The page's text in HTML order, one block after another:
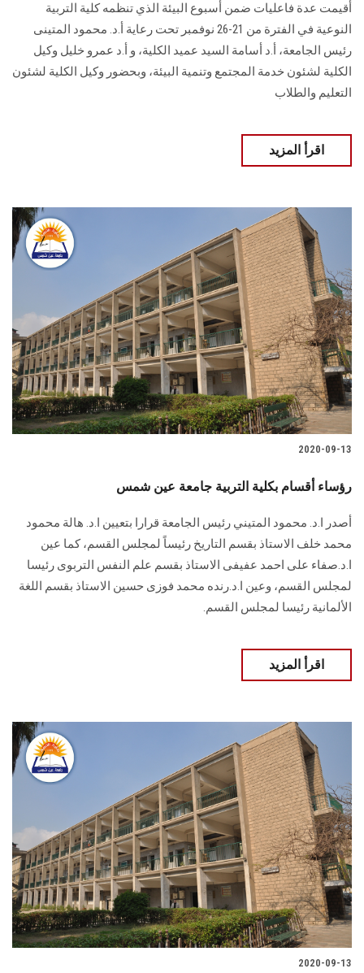
أقيمت عدة فاعليات ضمن أسبوع البيئة الذي تنظمه كلية التربية
النوعية في الفترة من 21-26 نوفمبر تحت رعاية أ.د. محمود المتينى
رئيس الجامعة، أ.د أسامة السيد عميد الكلية، و أ.د عمرو خليل وكيل
الكلية لشئون خدمة المجتمع وتنمية البيئة، وبحضور وكيل الكلية لشئون
التعليم والطلاب
اقرأ المزيد
2020-09-13
رؤساء أقسام بكلية التربية جامعة عين شمس
أصدر ا.د. محمود المتيني رئيس الجامعة قرارا بتعيين ا.د. هالة محمود
محمد خلف الاستاذ بقسم التاريخ رئيساً لمجلس القسم، كما عين
ا.د.صفاء على احمد عفيفى الاستاذ بقسم علم النفس التربوى رئيسا
لمجلس القسم، وعين ا.د.رنده محمد فوزى حسين الاستاذ بقسم اللغة
الألمانية رئيسا لمجلس القسم.
اقرأ المزيد
2020-09-13